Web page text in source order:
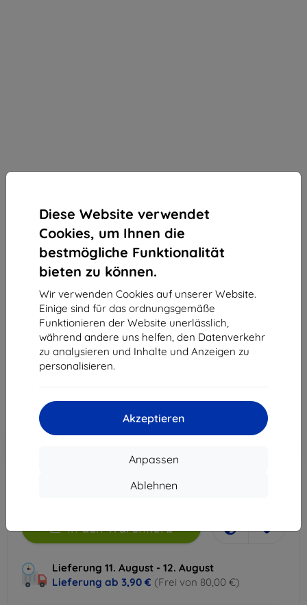
Diese Website verwendet
Cookies, um Ihnen die
bestmögliche Funktionalität
bieten zu können.
Wir verwenden Cookies auf unserer Website.
Einige sind für das ordnungsgemäße
Funktionieren der Website unerlässlich,
während andere uns helfen, den Datenverkehr
zu analysieren und Inhalte und Anzeigen zu
personalisieren.
Akzeptieren
Anpassen
Ablehnen
Organizer do paskÃ³w Spigen Apple Watch Band
Organizer S341 czarny (AMP09445)
Geeignet für: Uni Apple Watch
Produktbeschreibung
39,90 €
32,31 €
ohne MWSt
Rabatt mit Gutschein
In den
In den Warenkorb
Lieferung 11. August - 12. August
Lieferung ab 3,90 € (Frei von 80,00 €)